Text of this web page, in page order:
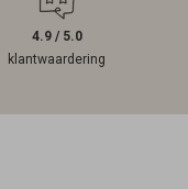
4.9 / 5.0
klantwaardering